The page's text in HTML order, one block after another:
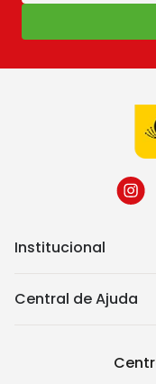
Institucional
Central de Ajuda